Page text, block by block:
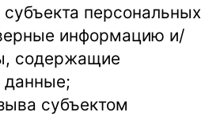
персональных
информацию и/
содержащие
данные;
субъектом